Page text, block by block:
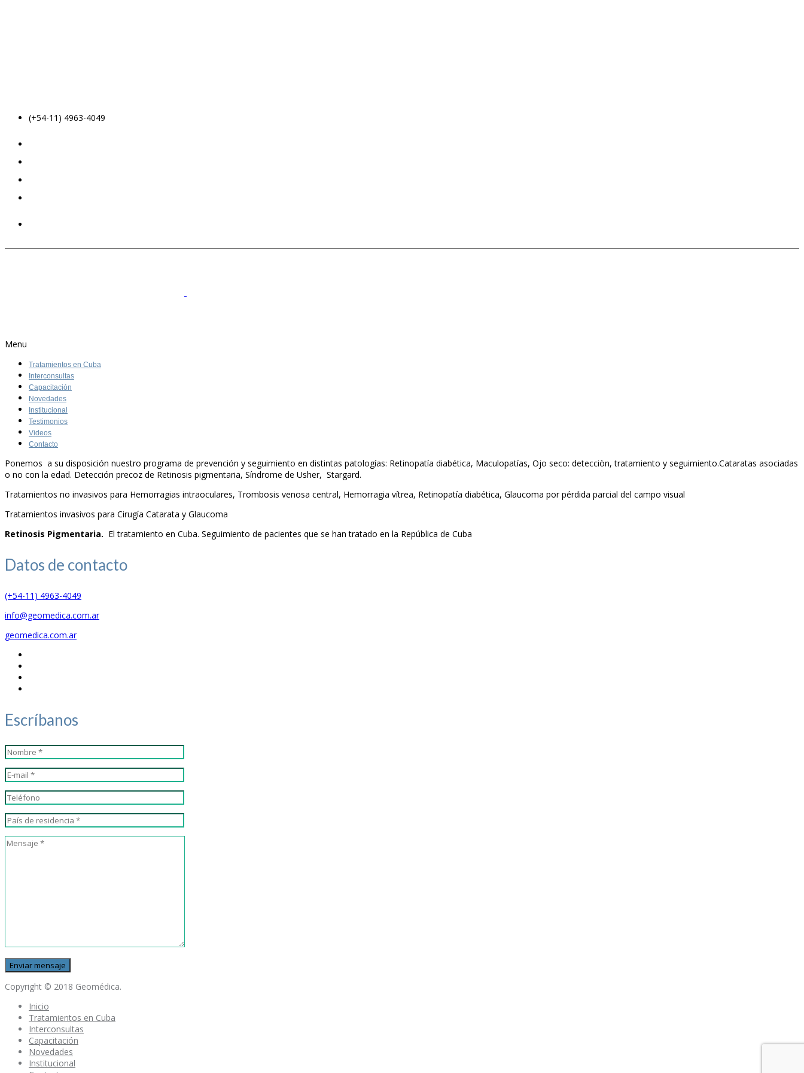
(+54-11) 4963-4049
Menu
Tratamientos en Cuba
Interconsultas
Capacitación
Novedades
Institucional
Testimonios
Videos
Contacto
Ponemos a su disposición nuestro programa de prevención y seguimiento en distintas patologías: Retinopatía diabética, Maculopatías, Ojo seco: detecciòn, tratamiento y seguimiento.Cataratas asociadas
o no con la edad. Detección precoz de Retinosis pigmentaria, Síndrome de Usher, Stargard.
Tratamientos no invasivos para Hemorragias intraoculares, Trombosis venosa central, Hemorragia vítrea, Retinopatía diabética, Glaucoma por pérdida parcial del campo visual
Tratamientos invasivos para Cirugía Catarata y Glaucoma
Retinosis Pigmentaria. El tratamiento en Cuba. Seguimiento de pacientes que se han tratado en la República de Cuba
Datos de contacto
(+54-11) 4963-4049
info@geomedica.com.ar
geomedica.com.ar
Escríbanos
Copyright © 2018 Geomédica.
Inicio
Tratamientos en Cuba
Interconsultas
Capacitación
Novedades
Institucional